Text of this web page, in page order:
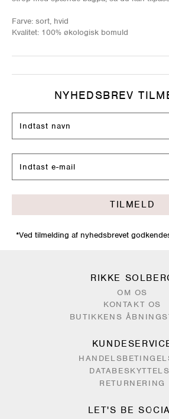
Farve: sort, hvid
Kvalitet: 100% økologisk bomuld
NYHEDSBREV
TILMELD
*Ved tilmelding af nyhedsbrevet
RIKKE
OM OS
KONTAKT OS
BUTIKKENS
RETURNERING
LET'S BE